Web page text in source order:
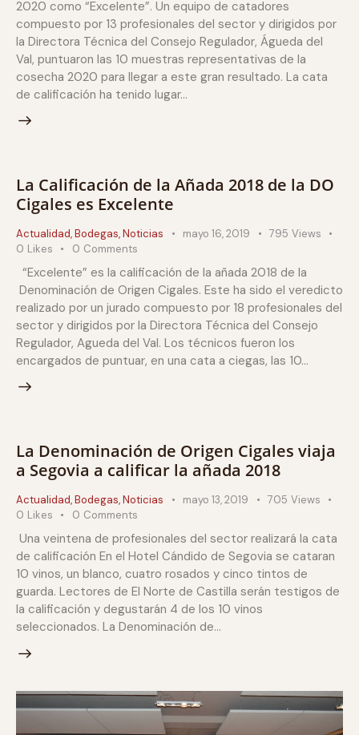
2020 como “Excelente”. Un equipo de catadores
compuesto por 13 profesionales del sector y dirigidos por
la Directora Técnica del Consejo Regulador, Águeda del
Val, puntuaron las 10 muestras representativas de la
cosecha 2020 para llegar a este gran resultado. La cata
de calificación ha tenido lugar…
La Calificación de la Añada 2018 de la DO
Cigales es Excelente
Actualidad,Bodegas,Noticias mayo 16, 2019 795 Views
0 Likes 0 Comments
“Excelente” es la calificación de la añada 2018 de la
Denominación de Origen Cigales. Este ha sido el veredicto
realizado por un jurado compuesto por 18 profesionales del
sector y dirigidos por la Directora Técnica del Consejo
Regulador, Agueda del Val. Los técnicos fueron los
encargados de puntuar, en una cata a ciegas, las 10…
La Denominación de Origen Cigales viaja
a Segovia a calificar la añada 2018
Actualidad,Bodegas,Noticias mayo 13, 2019 705 Views
0 Likes 0 Comments
Una veintena de profesionales del sector realizará la cata
de calificación En el Hotel Cándido de Segovia se cataran
10 vinos, un blanco, cuatro rosados y cinco tintos de
guarda. Lectores de El Norte de Castilla serán testigos de
la calificación y degustarán 4 de los 10 vinos
seleccionados. La Denominación de…